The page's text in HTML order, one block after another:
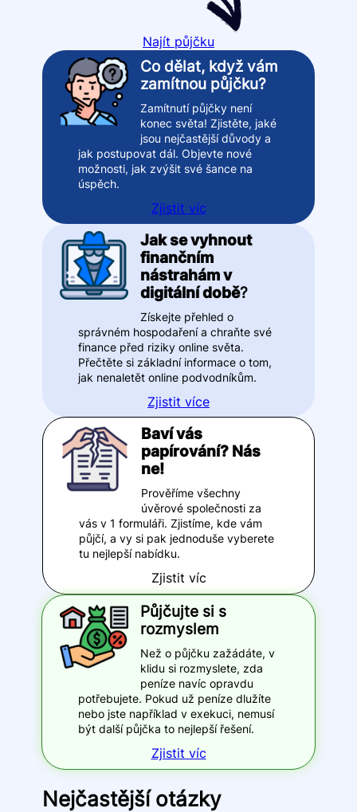
Najít půjčku
Co dělat, když vám
zamítnou půjčku?
Zamítnutí půjčky není
konec světa! Zjistěte, jaké
jsou nejčastější důvody a
jak postupovat dál. Objevte nové
možnosti, jak zvýšit své šance na
úspěch.
Zjistit víc
Jak se vyhnout
finančním
nástrahám v
digitální době?
Získejte přehled o
správném hospodaření a chraňte své
finance před riziky online světa.
Přečtěte si základní informace o tom,
jak nenaletět online podvodníkům.
Zjistit více
Baví vás
papírování? Nás
ne!
Prověříme všechny
úvěrové společnosti za
vás v 1 formuláři. Zjistíme, kde vám
půjčí, a vy si pak jednoduše vyberete
tu nejlepší nabídku.
Zjistit víc
Půjčujte si s
rozmyslem
Než o půjčku zažádáte, v
klidu si rozmyslete, zda
peníze navíc opravdu
potřebujete. Pokud už peníze dlužíte
nebo jste například v exekuci, nemusí
být další půjčka to nejlepší řešení.
Zjistit víc
Nejčastější otázky